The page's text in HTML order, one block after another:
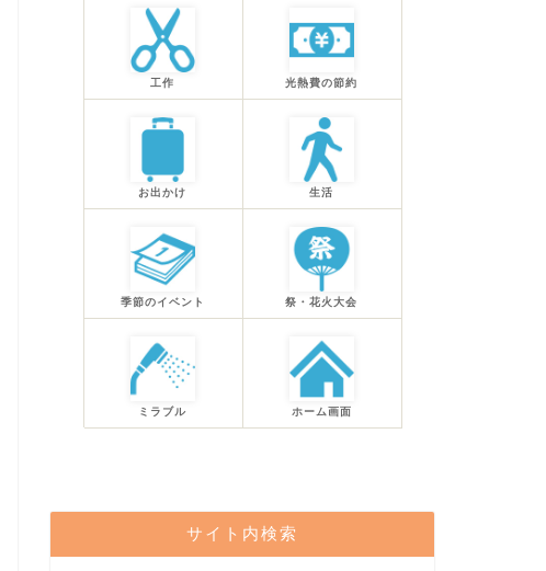
工作 光熱費の節約
お出かけ 生活
季節のイベント 祭・花火大会
ミラブル ホーム画面
サイト内検索